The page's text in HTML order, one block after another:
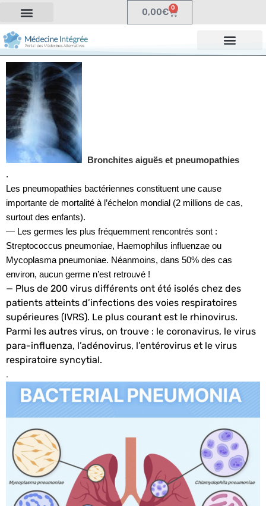
0,00€ 0
Bronchites aiguës et pneumopathies
.
Les pneumopathies bactériennes constituent une cause
importante de mortalité à l’échelon mondial (2 millions de cas,
surtout des enfants).
— Les germes les plus fréquemment rencontrés sont :
Streptococcus pneumoniae, Haemophilus influenzae ou
Mycoplasma pneumoniae. Néanmoins, dans 50% des cas
environ, aucun germe n’est retrouvé !
— Plus de 200 virus différents ont été isolés chez des
patients atteints d’infections des voies respiratoires
supérieures (IVRS). Le plus courant est le rhinovirus.
Parmi les autres virus, on trouve : le coronavirus, le virus
para-influenza, l’adénovirus, l’entérovirus et le virus
respiratoire syncytial.
.